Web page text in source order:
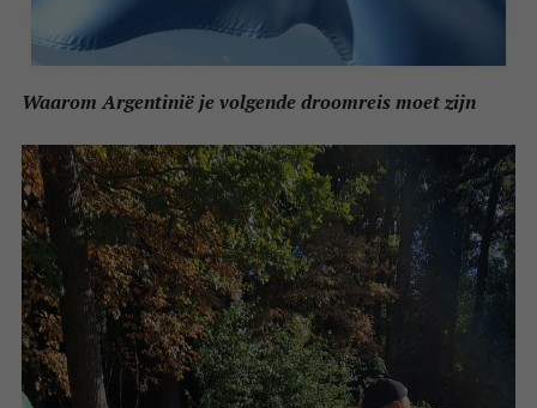
Waarom Argentinië je volgende droomreis moet zijn